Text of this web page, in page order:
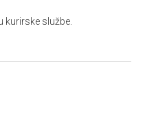
kurirske službe.